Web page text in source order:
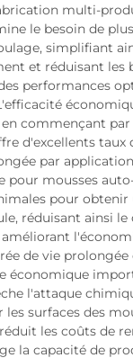
multi-
le besoin de
simplifiant
et réduisant les
performances
en commençant
d'excellents taux
par
pour mousses
pour obtenir
réduisant ainsi
de vie
économique
l'attaque
les surfaces des
les coûts de
la capacité de